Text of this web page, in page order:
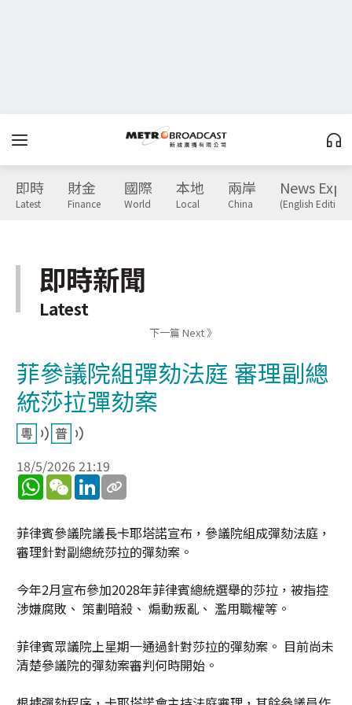
即時
Latest
財金
Finance
國際
World
本地
Local
兩岸
China
News
(English Edition)
即時新聞
Latest
下一篇 Next 》
菲參議院組彈劾法庭 審理副總
統莎拉彈劾案
18/5/2026 21:19
WhatsApp
WeChatLinkedIn
菲律賓參議院議長卡耶塔諾宣布，參議院組成彈劾法庭，
審理針對副總統莎拉的彈劾案。
今年2月宣布參加2028年菲律賓總統選舉的莎拉，被指控
涉嫌腐敗、 策劃暗殺、 煽動叛亂、 濫用職權等。
菲律賓眾議院上星期一通過針對莎拉的彈劾案。 目前尚未
清楚參議院的彈劾案審判何時開始。